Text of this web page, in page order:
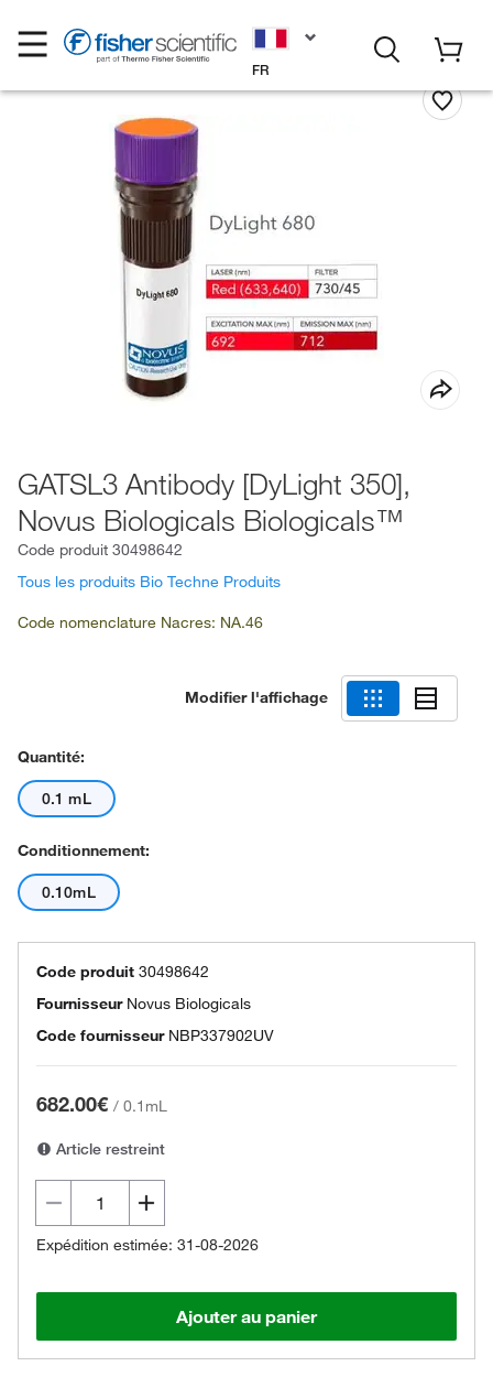
FR
GATSL3 Antibody [DyLight 350],
Novus Biologicals Biologicals™
Code produit 30498642
Tous les produits Bio Techne Produits
Code nomenclature Nacres: NA.46
Modifier l'affichage
Quantité:
0.1 mL
Conditionnement:
0.10mL
Code produit 30498642
Fournisseur Novus Biologicals
Code fournisseur NBP337902UV
682.00€ / 0.1mL
Article restreint
Expédition estimée: 31-08-2026
Ajouter au panier